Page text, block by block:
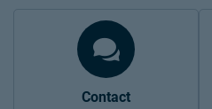
Contact